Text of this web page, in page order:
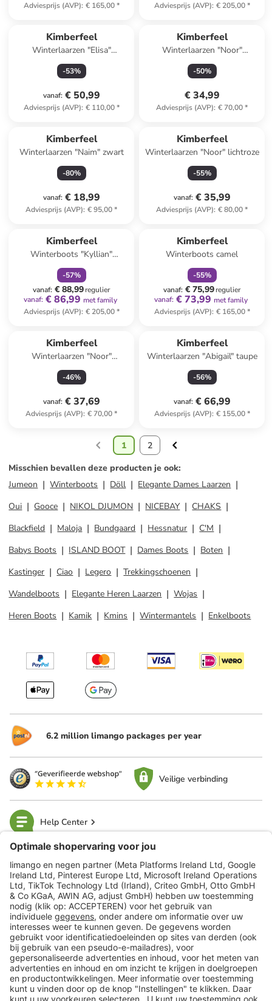
Adviesprijs (AVP): € 165,00* Adviesprijs (AVP): € 205,00*
Kimberfeel
Winterlaarzen "Elisa"
lichtbruin
-53%
vanaf: € 50,99
Adviesprijs (AVP): € 110,00*
Kimberfeel
Winterlaarzen "Noor"
beige/zwart
-50%
€ 34,99
Adviesprijs (AVP): € 70,00*
Kimberfeel
Winterlaarzen "Naim" zwart
-80%
vanaf: € 18,99
Adviesprijs (AVP): € 95,00*
Kimberfeel
Winterlaarzen "Noor" lichtroze
-55%
vanaf: € 35,99
Adviesprijs (AVP): € 80,00*
Kimberfeel
Winterboots "Kyllian"
donkerbruin
-57%
vanaf: € 88,99regulier
vanaf: € 86,99 met family
Adviesprijs (AVP): € 205,00*
Kimberfeel
Winterboots camel
-55%
vanaf: € 75,99regulier
vanaf: € 73,99 met family
Adviesprijs (AVP): € 165,00*
Kimberfeel
Winterlaarzen "Noor"
zwart/lichtroze
-46%
vanaf: € 37,69
Adviesprijs (AVP): € 70,00*
Kimberfeel
Winterlaarzen "Abigail" taupe
-56%
vanaf: € 66,99
Adviesprijs (AVP): € 155,00*
1
2
Misschien bevallen deze producten je ook:
Jumeon
Winterboots Döll
Elegante Dames Laarzen
Oui
Gooce NIKOL DJUMON NICEBAY
CHAKS
Blackfield
Maloja Bundgaard Hessnatur
C'M
Babys Boots
ISLAND BOOT Dames Boots
Boten
Kastinger
Ciao Legero
Trekkingschoenen
Wandelboots
Elegante Heren Laarzen
Wojas
Heren Boots
Kamik Kmins Wintermantels Enkelboots
6.2 million limango packages per year
Veilige verbinding
Help Center
limango
Veilig winkelen
Klantenservice
Shop
Acties